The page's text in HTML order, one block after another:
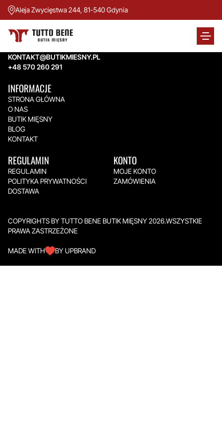
Aleja Zwycięstwa 244, 81-540 Gdynia
TUTTO BENE BUTIK MIĘSNY
Aleja Zwycięstwa 244,
KONTAKT@BUTIKMIESNY.PL
+48 570 260 291
INFORMACJE
STRONA GŁÓWNA
O NAS
BUTIK MIĘSNY
BLOG
KONTAKT
REGULAMIN
REGULAMIN
POLITYKA PRYWATNOŚCI
DOSTAWA
KONTO
MOJE KONTO
ZAMÓWIENIA
COPYRIGHTS BY TUTTO BENE BUTIK MIĘSNY 2026.WSZYSTKIE
PRAWA ZASTRZEŻONE
MADE WITH BY UPBRAND